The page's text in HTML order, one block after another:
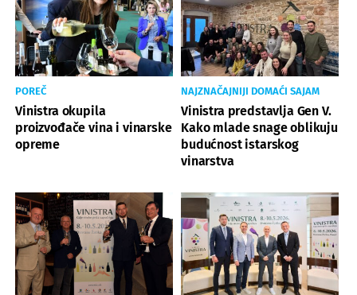
POREČ
Vinistra okupila
proizvođače vina i vinarske
opreme
NAJZNAČAJNIJI DOMAĆI SAJAM
Vinistra predstavlja Gen V.
Kako mlade snage oblikuju
budućnost istarskog
vinarstva